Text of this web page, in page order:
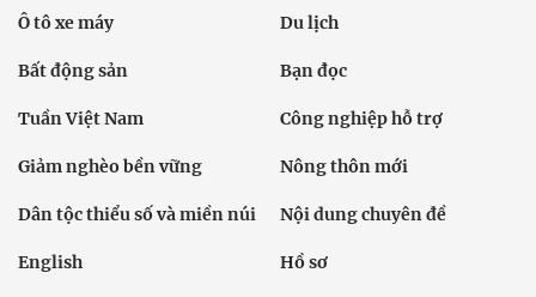
Ô tô xe máy Du lịch
Bất động sản Bạn đọc
Tuần Việt Nam Công nghiệp hỗ trợ
Giảm nghèo bền vững Nông thôn mới
Dân tộc thiểu số và miền núi Nội dung chuyên đề
English Hồ sơ